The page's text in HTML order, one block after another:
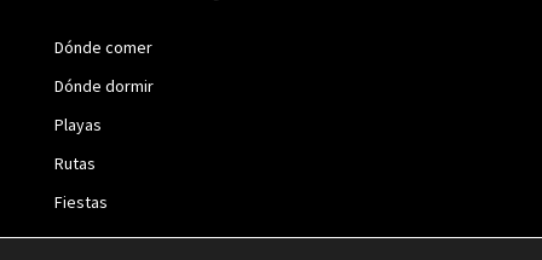
Dónde comer
Dónde dormir
Playas
Rutas
Fiestas